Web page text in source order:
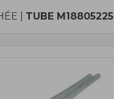
| TUBE M18805225